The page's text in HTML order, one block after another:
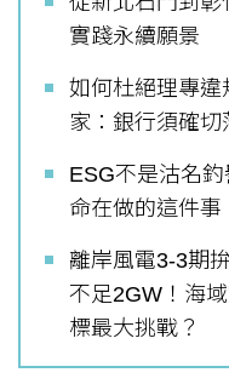
實踐永續願景
如何杜絕理專
家：銀行須確切
ESG不是沽名
命在做的這件事
離岸風電3-3期
不足2GW！海
標最大挑戰？